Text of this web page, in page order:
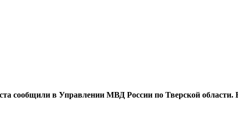
сообщили в Управлении МВД России по Тверской области.